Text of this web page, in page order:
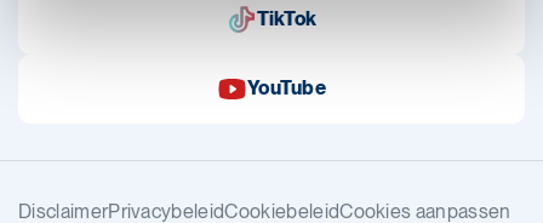
TikTok
YouTube
DisclaimerPrivacybeleidCookiebeleidCookies aanpassen